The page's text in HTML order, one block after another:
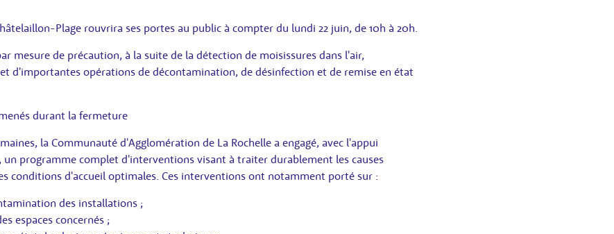
Plage rouvrira ses portes au public à compter du lundi 22 juin, de 10h à 20h.
mesure de précaution, à la suite de la détection de moisissures dans l'air,
d'importantes opérations de décontamination, de désinfection et de remise en état
durant la fermeture
la Communauté d'Agglomération de La Rochelle a engagé, avec l'appui
un programme complet d'interventions visant à traiter durablement les causes
conditions d'accueil optimales. Ces interventions ont notamment porté sur :
des installations ;
espaces concernés ;